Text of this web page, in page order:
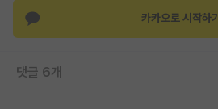
반도체 아카데미
재팬라운지 🌸
카카오로 시작하기
댓글 6개